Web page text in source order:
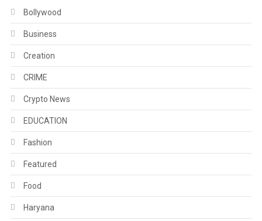
Bollywood
Business
Creation
CRIME
Crypto News
EDUCATION
Fashion
Featured
Food
Haryana